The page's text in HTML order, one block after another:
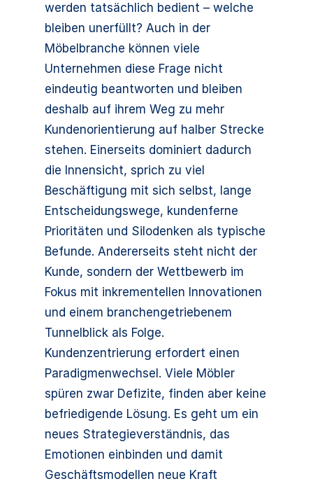
werden tatsächlich bedient – welche
bleiben unerfüllt? Auch in der
Möbelbranche können viele
Unternehmen diese Frage nicht
eindeutig beantworten und bleiben
deshalb auf ihrem Weg zu mehr
Kundenorientierung auf halber Strecke
stehen. Einerseits dominiert dadurch
die Innensicht, sprich zu viel
Beschäftigung mit sich selbst, lange
Entscheidungswege, kundenferne
Prioritäten und Silodenken als typische
Befunde. Andererseits steht nicht der
Kunde, sondern der Wettbewerb im
Fokus mit inkrementellen Innovationen
und einem branchengetriebenem
Tunnelblick als Folge.
Kundenzentrierung erfordert einen
Paradigmenwechsel. Viele Möbler
spüren zwar Defizite, finden aber keine
befriedigende Lösung. Es geht um ein
neues Strategieverständnis, das
Emotionen einbinden und damit
Geschäftsmodellen neue Kraft